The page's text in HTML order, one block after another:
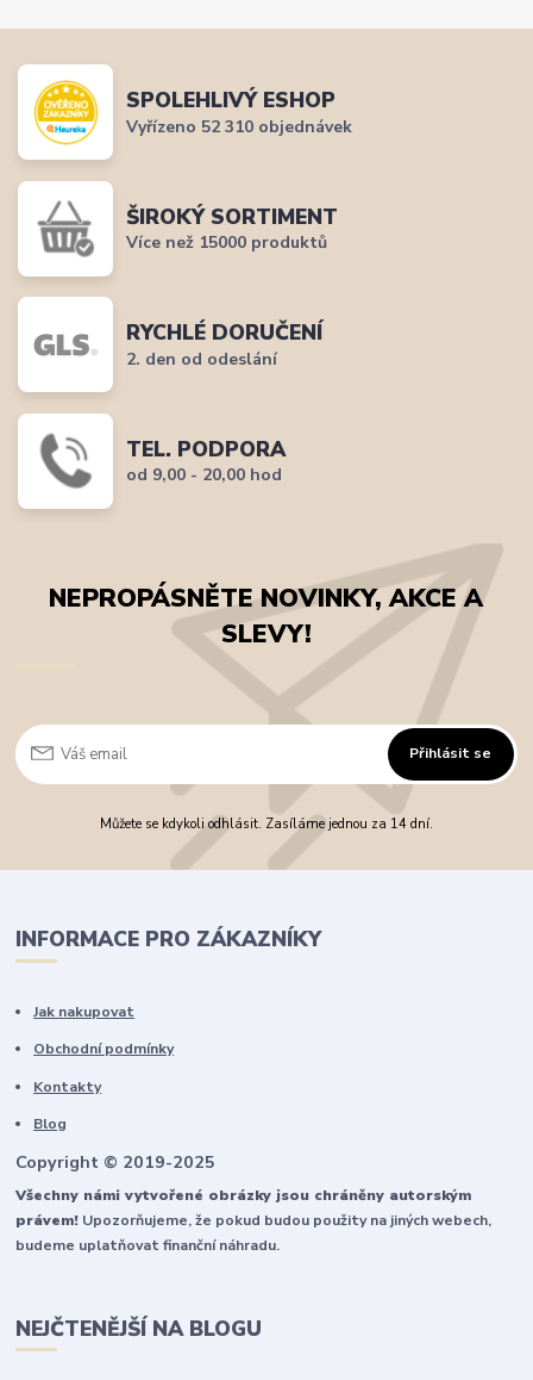
SPOLEHLIVÝ ESHOP
Vyřízeno 52 310 objednávek
ŠIROKÝ SORTIMENT
Více než 15000 produktů
RYCHLÉ DORUČENÍ
2. den od odeslání
TEL. PODPORA
od 9,00 - 20,00 hod
NEPROPÁSNĚTE NOVINKY, AKCE A
SLEVY!
Přihlásit se
Můžete se kdykoli odhlásit. Zasíláme jednou za 14 dní.
INFORMACE PRO ZÁKAZNÍKY
Jak nakupovat
Obchodní podmínky
Kontakty
Blog
Copyright © 2019-2025
Všechny námi vytvořené obrázky jsou chráněny autorským
právem! Upozorňujeme, že pokud budou použity na jiných webech,
budeme uplatňovat finanční náhradu.
NEJČTENĚJŠÍ NA BLOGU